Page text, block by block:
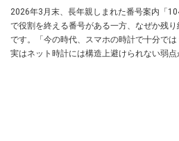
2026年3月末、長年親しまれた番号案内「
で役割を終える番号がある一方、なぜか残り
です。「今の時代、スマホの時計で十分では
実はネット時計には構造上避けられない弱
えてアナログな「117」が重宝される理由